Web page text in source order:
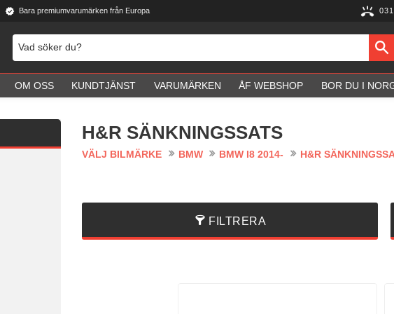
Bara premiumvarumärken från Europa
OM OSS KUNDTJÄNST VARUMÄRKEN ÅF WEBSHOP BOR DU I
H&R SÄNKNINGSSATS
VÄLJ BILMÄRKE BMW BMW I8 2014- H&R
FILTRERA